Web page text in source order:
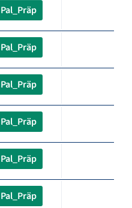
Pal_Präp
Pal_Präp
Pal_Präp
Pal_Präp
Pal_Präp
Pal_Präp